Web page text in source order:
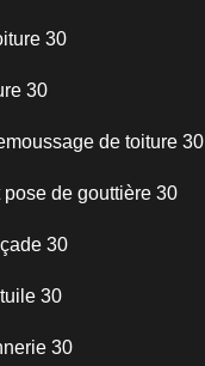
30
30
de toiture 30
pose de gouttière 30
30
30
30